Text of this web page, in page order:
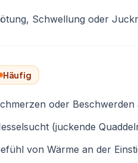
Schwellung oder
Häufig
oder Beschwerden
(juckende
von Wärme an der